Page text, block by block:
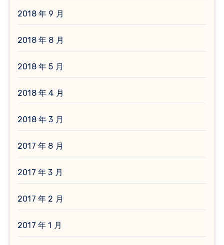
2018 年 9 月
2018 年 8 月
2018 年 5 月
2018 年 4 月
2018 年 3 月
2017 年 8 月
2017 年 3 月
2017 年 2 月
2017 年 1 月